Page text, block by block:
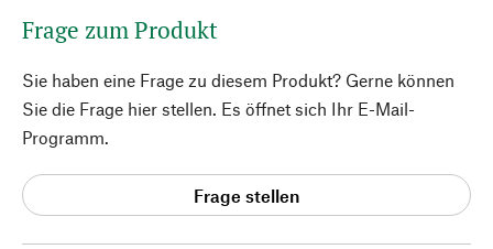
Frage zum Produkt
Sie haben eine Frage zu diesem Produkt? Gerne können
Sie die Frage hier stellen. Es öffnet sich Ihr E-Mail-
Programm.
Frage stellen